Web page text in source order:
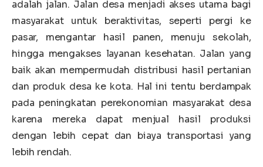
adalah jalan. Jalan desa menjadi akses utama bagi
masyarakat untuk beraktivitas, seperti pergi ke
pasar, mengantar hasil panen, menuju sekolah,
hingga mengakses layanan kesehatan. Jalan yang
baik akan mempermudah distribusi hasil pertanian
dan produk desa ke kota. Hal ini tentu berdampak
pada peningkatan perekonomian masyarakat desa
karena mereka dapat menjual hasil produksi
dengan lebih cepat dan biaya transportasi yang
lebih rendah.